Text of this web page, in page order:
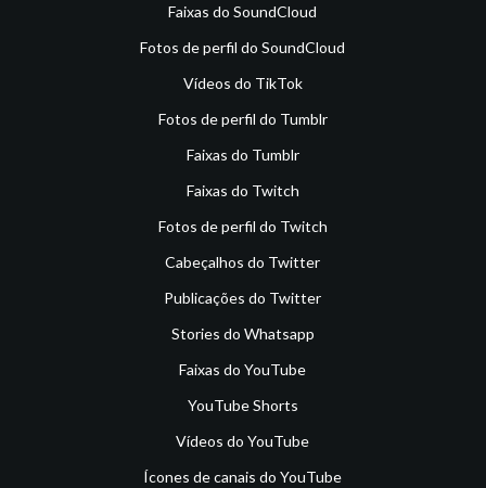
Faixas do SoundCloud
Fotos de perfil do SoundCloud
Vídeos do TikTok
Fotos de perfil do Tumblr
Faixas do Tumblr
Faixas do Twitch
Fotos de perfil do Twitch
Cabeçalhos do Twitter
Publicações do Twitter
Stories do Whatsapp
Faixas do YouTube
YouTube Shorts
Vídeos do YouTube
Ícones de canais do YouTube